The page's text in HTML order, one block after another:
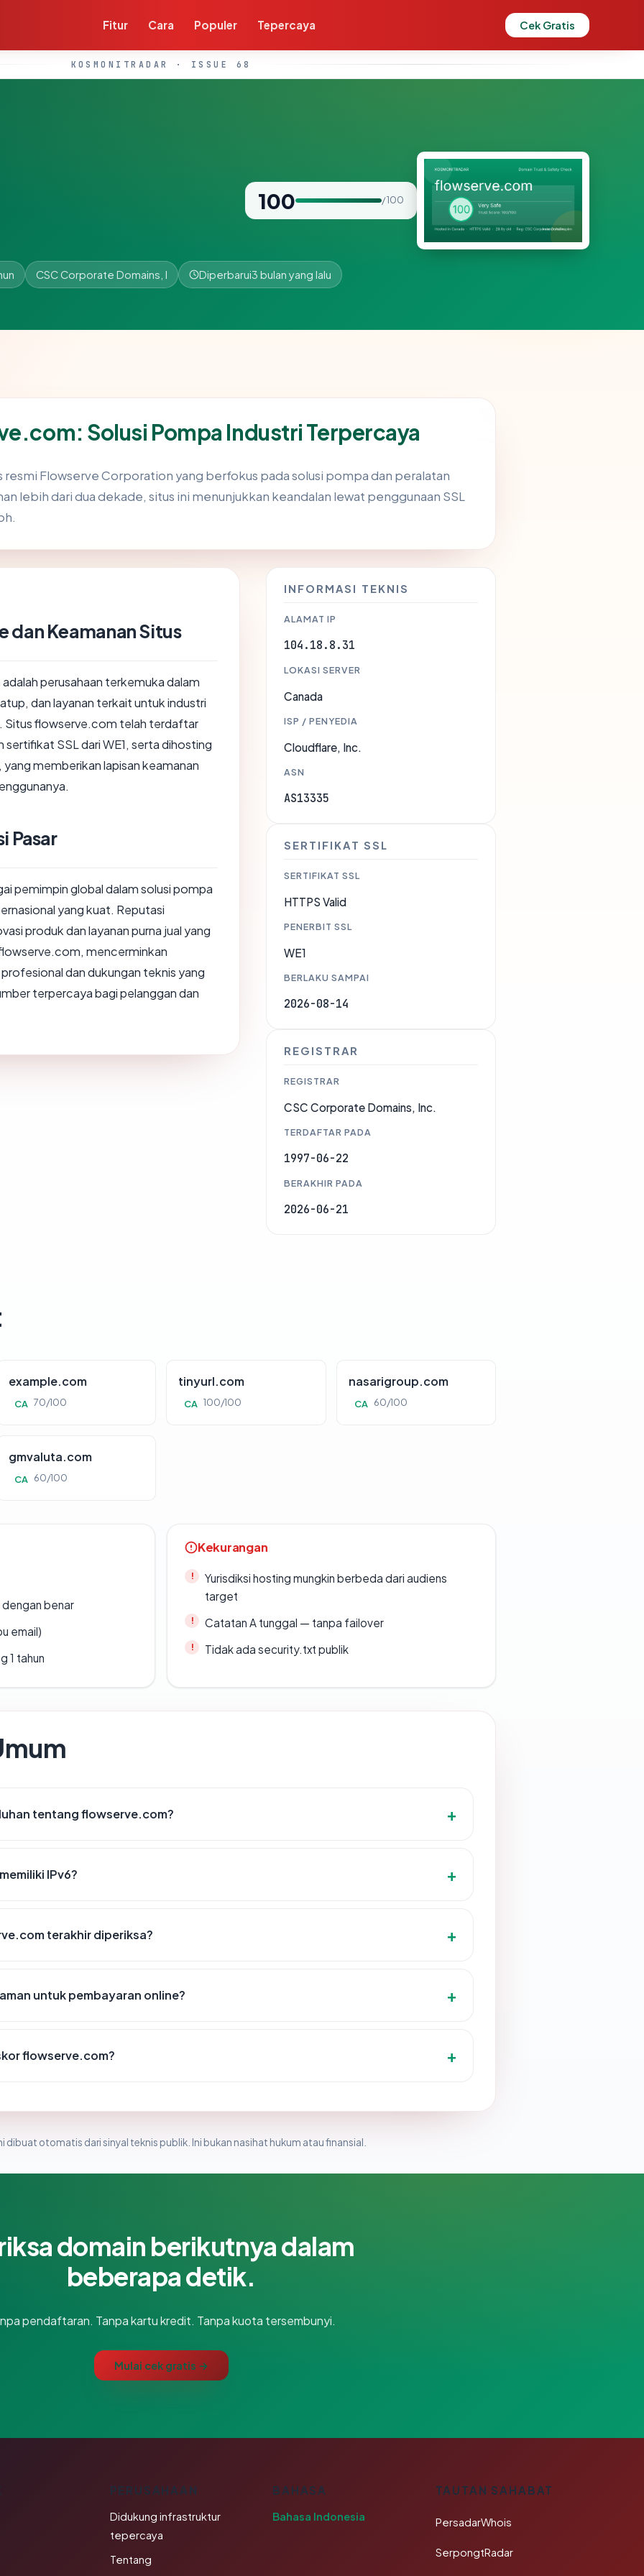
Fitur Cara Populer Tepercaya Cek Gratis
KOSMONITRADAR · ISSUE 68
100 / 100
CSC Corporate Domains, I Diperbarui3 bulan yang lalu
Solusi Pompa Industri Terpercaya
resmi Flowserve Corporation yang berfokus pada solusi pompa dan peralatan
lebih dari dua dekade, situs ini menunjukkan keandalan lewat penggunaan SSL
dan Keamanan Situs
perusahaan terkemuka dalam
dan layanan terkait untuk industri
Situs flowserve.com telah terdaftar
sertifikat SSL dari WE1, serta dihosting
memberikan lapisan keamanan
Pasar
pemimpin global dalam solusi pompa
yang kuat. Reputasi
produk dan layanan purna jual yang
mencerminkan
dan dukungan teknis yang
terpercaya bagi pelanggan dan
INFORMASI TEKNIS
ALAMAT IP
104.18.8.31
LOKASI SERVER
Canada
ISP / PENYEDIA
Cloudflare, Inc.
ASN
AS13335
SERTIFIKAT SSL
SERTIFIKAT SSL
HTTPS Valid
PENERBIT SSL
WE1
BERLAKU SAMPAI
2026-08-14
REGISTRAR
REGISTRAR
CSC Corporate Domains, Inc.
TERDAFTAR PADA
1997-06-22
BERAKHIR PADA
2026-06-21
example.com
CA 70/100
tinyurl.com
CA 100/100
nasarigroup.com
CA 60/100
gmvaluta.com
CA 60/100
benar
email)
1 tahun
Kekurangan
Yurisdiksi hosting mungkin berbeda dari audiens
target
Catatan A tunggal — tanpa failover
Tidak ada security.txt publik
tentang flowserve.com?
IPv6?
terakhir diperiksa?
untuk pembayaran online?
flowserve.com?
dibuat otomatis dari sinyal teknis publik. Ini bukan nasihat hukum atau finansial.
domain berikutnya dalam
beberapa detik.
pendaftaran. Tanpa kartu kredit. Tanpa kuota tersembunyi.
Mulai cek gratis →
PERUSAHAAN
Didukung infrastruktur
tepercaya
Tentang
BAHASA
Bahasa Indonesia
TAUTAN SAHABAT
PersadarWhois
SerpongtRadar